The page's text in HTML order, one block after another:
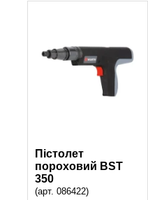
Пістолет
пороховий BST
350
(арт. 086422)